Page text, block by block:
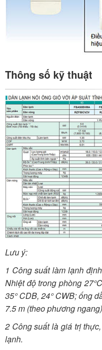
Thông số kỹ thuật
Lưu ý:
1 Công suất làm lạnh
Nhiệt độ trong phòng
35° CDB, 24° CWB; ống
7.5 m (theo phương ngang)
2 Công suất là giá trị
lạnh.